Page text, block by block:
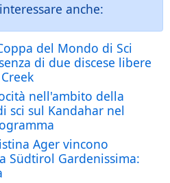
anche:
del Mondo di Sci
di due discese libere
nell'ambito della
sci sul Kandahar nel
Ager vincono
Südtirol Gardenissima: